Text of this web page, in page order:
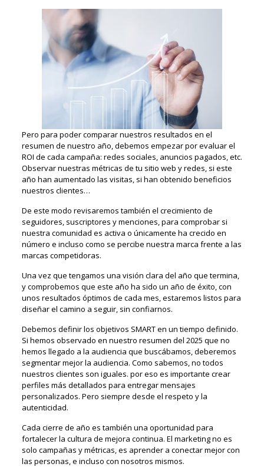
Pero para poder comparar nuestros resultados en el
resumen de nuestro año, debemos empezar por evaluar el
ROI de cada campaña: redes sociales, anuncios pagados, etc.
Observar nuestras métricas de tu sitio web y redes, si este
año han aumentado las visitas, si han obtenido beneficios
nuestros clientes…
De este modo revisaremos también el crecimiento de
seguidores, suscriptores y menciones, para comprobar si
nuestra comunidad es activa o únicamente ha crecido en
número e incluso como se percibe nuestra marca frente a las
marcas competidoras.
Una vez que tengamos una visión clara del año que termina,
y comprobemos que este año ha sido un año de éxito, con
unos resultados óptimos de cada mes, estaremos listos para
diseñar el camino a seguir, sin confiarnos.
Debemos definir los objetivos SMART en un tiempo definido.
Si hemos observado en nuestro resumen del 2025 que no
hemos llegado a la audiencia que buscábamos, deberemos
segmentar mejor la audiencia. Como sabemos, no todos
nuestros clientes son iguales. por eso es importante crear
perfiles más detallados para entregar mensajes
personalizados. Pero siempre desde el respeto y la
autenticidad.
Cada cierre de año es también una oportunidad para
fortalecer la cultura de mejora continua. El marketing no es
solo campañas y métricas, es aprender a conectar mejor con
las personas, e incluso con nosotros mismos.